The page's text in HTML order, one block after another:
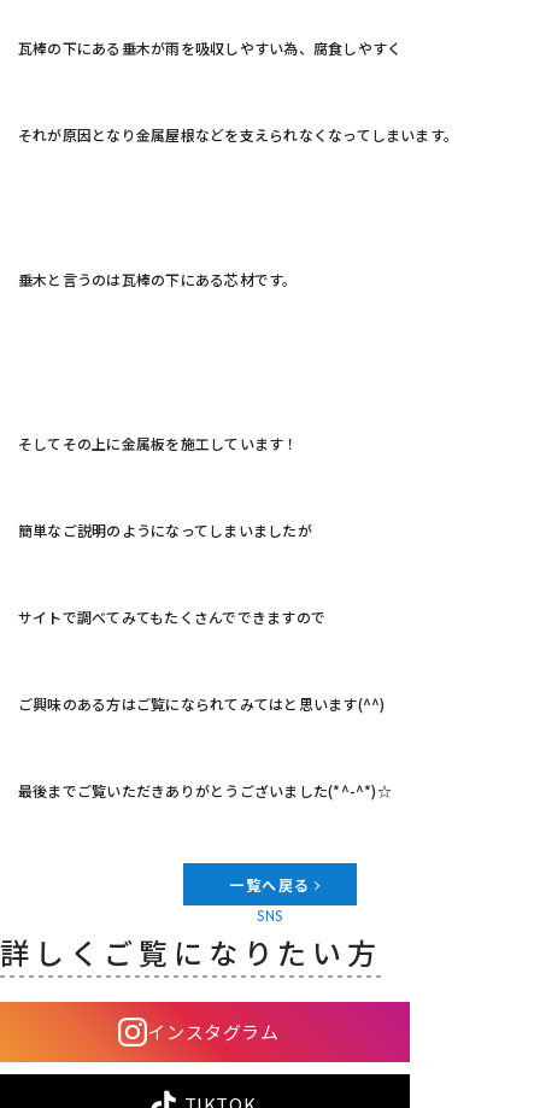
瓦棒の下にある垂木が雨を吸収しやすい為、腐食しやすく
それが原因となり金属屋根などを支えられなくなってしまいます。
垂木と言うのは瓦棒の下にある芯材です。
そしてその上に金属板を施工しています！
簡単なご説明のようになってしまいましたが
サイトで調べてみてもたくさんでできますので
ご興味のある方はご覧になられてみてはと思います(^^)
最後までご覧いただきありがとうございました(*^-^*)☆
一覧へ戻る
SNS
詳しくご覧になりたい方
インスタグラム